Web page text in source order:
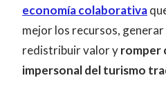
economía colaborativa
mejor los recursos,
redistribuir valor yromper
impersonal del turismo